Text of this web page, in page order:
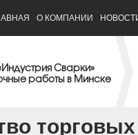
О КОМПАНИИ
Сварки»
работы в Минске